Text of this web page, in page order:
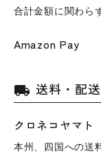
合計金額に関わら
Amazon Pay
local_shipping 送料・配
クロネコヤマト
本州、四国への送